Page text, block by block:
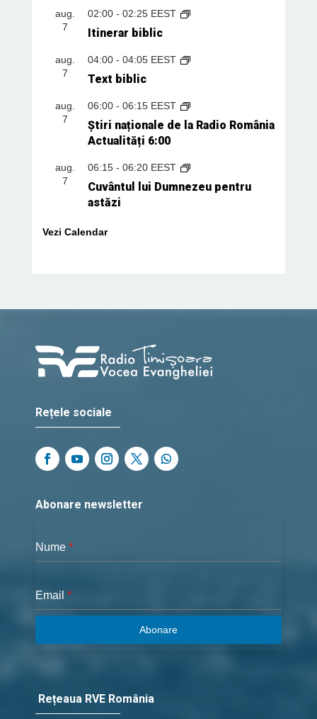
aug.
7
02:00- 02:25 EEST
Itinerar biblic
aug.
7
04:00- 04:05 EEST
Text biblic
aug.
7
06:00- 06:15 EEST
Știri naționale de la Radio România
Actualități 6:00
aug.
7
06:15- 06:20 EEST
Cuvântul lui Dumnezeu pentru
astăzi
Vezi Calendar
Rețele sociale
Abonare newsletter
Nume *
Email *
Abonare
Rețeaua RVE România